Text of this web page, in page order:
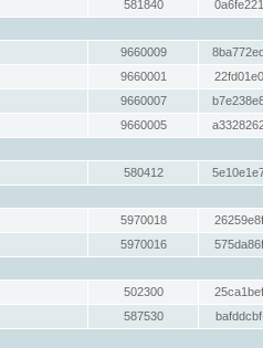
581840
9660009
9660001
9660007
9660005
580412
5970018
5970016
502300
587530